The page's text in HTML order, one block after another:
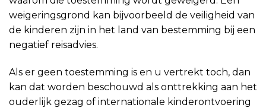
weigeringsgrond kan bijvoorbeeld de veiligheid van
de kinderen zijn in het land van bestemming bij een
negatief reisadvies.
Als er geen toestemming is en u vertrekt toch, dan
kan dat worden beschouwd als onttrekking aan het
ouderlijk gezag of internationale kinderontvoering